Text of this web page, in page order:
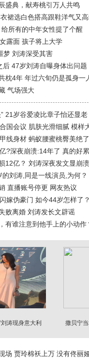
盛典，献寿桃引万人共鸣
裙选白色搭高跟鞋洋气又
所有的中年女性提了个醒
露面 孩子将上大学
梦 刘涛深受其害
后 47岁刘涛自曝身体出问题
枕4年 年过六旬仍是孤身一
气场强大
21岁谷爱凌比章子怡还显老
国会议 肌肤光滑细腻 模样
线身材 蚂蚁腰蜜桃臀美绝了
?深夜崩溃:14年了 真的好累
12亿？ 刘涛深夜发文显崩溃
刘涛,同是一线演员,为何？
直播账号停更 网友热议
嫁伪豪门 如今44岁怎样了？
败离婚 刘涛发长文辟谣
有谁注意到他手上的小动作
涛现身意大利
撒贝宁
场 贾玲棉袄上万 没有佟丽